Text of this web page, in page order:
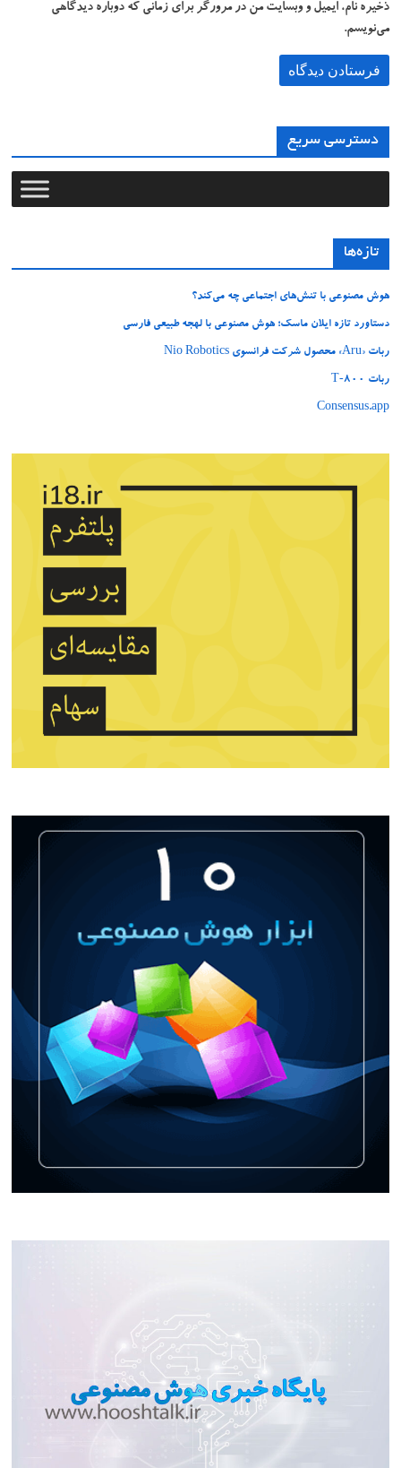
ذخیره نام، ایمیل و وبسایت من در مرورگر برای زمانی که دوباره دیدگاهی
می‌نویسم.
دسترسی سریع
تازه‌ها
هوش مصنوعی با تنش‌های اجتماعی چه می‌کند؟
دستاورد تازه ایلان ماسک؛ هوش مصنوعی با لهجه طبیعی فارسی
ربات «Aru» محصول شرکت فرانسوی Nio Robotics
ربات T‑800
Consensus.app